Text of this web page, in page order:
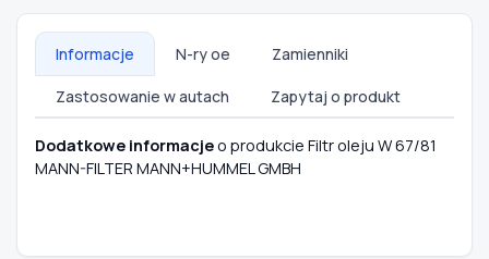
Informacje N-ry oe Zamienniki
Zastosowanie w autach Zapytaj o produkt
Dodatkowe informacjeo produkcie Filtr oleju W 67/81
MANN-FILTER MANN+HUMMEL GMBH